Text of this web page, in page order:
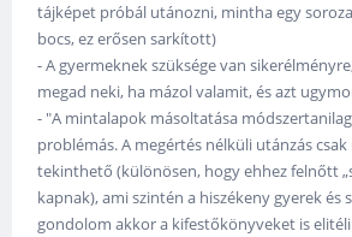
tájképet próbál utánozni, mintha egy
bocs, ez erősen sarkított)
- A gyermeknek szüksége van
megad neki, ha mázol valamit, és azt
- "A mintalapok másoltatása
problémás. A megértés nélküli utánzás
tekinthető (különösen, hogy ehhez felnőtt
kapnak), ami szintén a hiszékeny gyerek és
gondolom akkor a kifestőkönyveket is elitéli